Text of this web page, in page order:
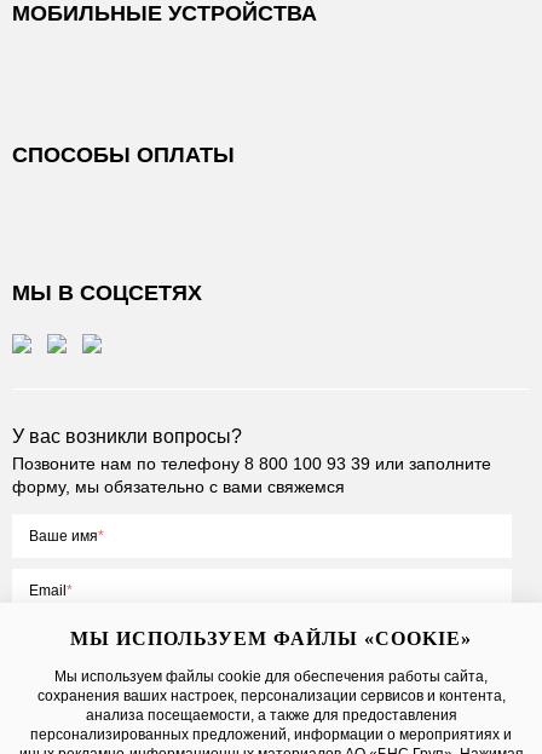
МОБИЛЬНЫЕ УСТРОЙСТВА
СПОСОБЫ ОПЛАТЫ
МЫ В СОЦСЕТЯХ
У вас возникли вопросы?
Позвоните нам по телефону 8 800 100 93 39 или заполните
форму, мы обязательно с вами свяжемся
Ваше имя
Email
Нажимая на кнопку «Отправить», вы принимаете условияПубличной
оферты, даетесогласие на обработку персональных данных
МЫ ИСПОЛЬЗУЕМ ФАЙЛЫ «COOKIE»
Мы используем файлы cookie для обеспечения работы сайта,
сохранения ваших настроек, персонализации сервисов и контента,
анализа посещаемости, а также для предоставления
персонализированных предложений, информации о мероприятиях и